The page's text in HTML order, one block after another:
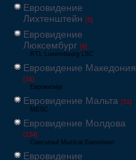
Евровидение
Лихтенштейн [6]
Евровидение
Люксембург [6]
RTL Luxembourg LSC
Евровидение Македония
[24]
Евровизија
Евровидение Мальта [51]
MESC
Евровидение Молдова
[134]
Concursul Muzical Eurovision
Евровидение